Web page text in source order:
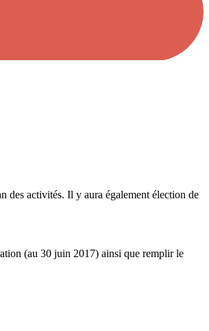
des activités. Il y aura également élection de
(au 30 juin 2017) ainsi que remplir le